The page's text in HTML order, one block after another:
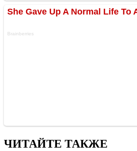
ЧИТАЙТЕ ТАКЖЕ